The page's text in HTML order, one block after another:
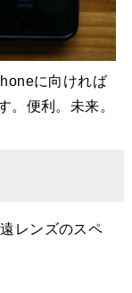
に向ければ
。便利。未来。
レンズのスペ